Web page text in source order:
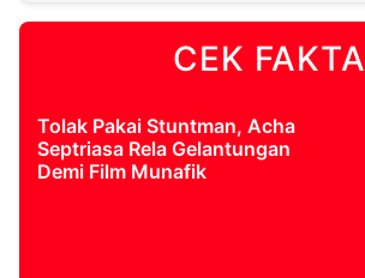
CEK FAKTA
Tolak Pakai Stuntman, Acha
Septriasa Rela Gelantungan
Demi Film Munafik